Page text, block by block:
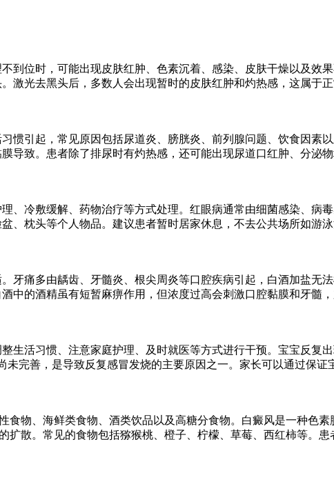
到位时，可能出现皮肤红肿、色素沉着、感染、皮肤干燥以及效
激光去黑头后，多数人会出现暂时的皮肤红肿和灼热感，这属于
惯引起，常见原因包括尿道炎、膀胱炎、前列腺问题、饮食因素
导致。患者除了排尿时有灼热感，还可能出现尿道口红肿、分泌
、冷敷缓解、药物治疗等方式处理。红眼病通常由细菌感染、病
、枕头等个人物品。建议患者暂时居家休息，不去公共场所如游
牙痛多由龋齿、牙髓炎、根尖周炎等口腔疾病引起，白酒加盐无
中的酒精虽有短暂麻痹作用，但浓度过高会刺激口腔黏膜和牙髓
生活习惯、注意家庭护理、及时就医等方式进行干预。宝宝反复
完善，是导致反复感冒发烧的主要原因之一。家长可以通过保
食物、海鲜类食物、酒类饮品以及高糖分食物。白癜风是一种色
扩散。常见的食物包括猕猴桃、橙子、柠檬、草莓、西红柿等。